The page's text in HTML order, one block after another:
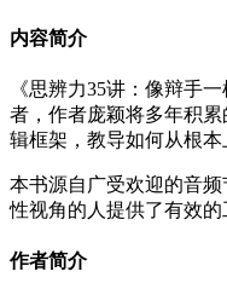
内容简介
《思辨力35讲：像辩手
者，作者庞颖将多年积
辑框架，教导如何从根
本书源自广受欢迎的音
性视角的人提供了有效的
作者简介